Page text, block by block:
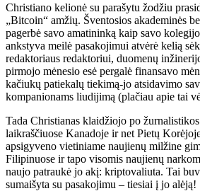
Christiano kelionė su parašytu žodžiu
„Bitcoin“ amžių. Šventosios akademinės
pagerbė savo amatininką kaip savo
ankstyva meilė pasakojimui atvėrė kelią
redaktoriaus redaktoriui, duomenų
pirmojo mėnesio esė pergalė finansavo
kačiukų patiekalų tiekimą-jo atsidavimo
kompanionams liudijimą (plačiau apie tai
Tada Christianas klaidžiojo po
laikraščiuose Kanadoje ir net Pietų
apsigyveno vietiniame naujienų milžine
Filipinuose ir tapo visomis naujienų
naujo patraukė jo akį: kriptovaliuta. Tai
sumaišyta su pasakojimu – tiesiai į jo alėją!